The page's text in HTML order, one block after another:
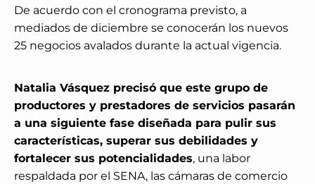
De acuerdo con el cronograma previsto, a
mediados de diciembre se conocerán los nuevos
25 negocios avalados durante la actual vigencia.
Natalia Vásquez precisó que este grupo de
productores y prestadores de servicios pasarán
a una siguiente fase diseñada para pulir sus
características, superar sus debilidades y
fortalecer sus potencialidades, una labor
respaldada por el SENA, las cámaras de comercio